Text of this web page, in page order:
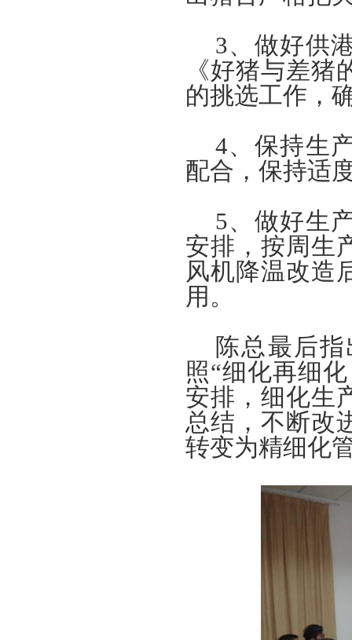
3、做好供
《好猪与差
的挑选工作，
4、保持生
配合，保持适
5、做好生
安排，按周生
风机降温改造
用。
陈总最后
照“细化再细
安排，细化生
总结，不断改
转变为精细化